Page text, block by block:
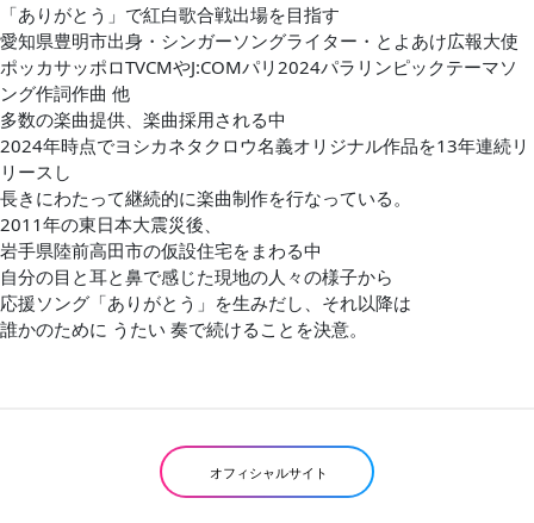
「ありがとう」で紅白歌合戦出場を目指す
愛知県豊明市出身・シンガーソングライター・とよあけ広報大使
ポッカサッポロTVCMやJ:COMパリ2024パラリンピックテーマソ
ング作詞作曲 他
多数の楽曲提供、楽曲採用される中
2024年時点でヨシカネタクロウ名義オリジナル作品を13年連続リ
リースし
長きにわたって継続的に楽曲制作を行なっている。
2011年の東日本大震災後、
岩手県陸前高田市の仮設住宅をまわる中
自分の目と耳と鼻で感じた現地の人々の様子から
応援ソング「ありがとう」を生みだし、それ以降は
誰かのために うたい 奏で続けることを決意。
オフィシャルサイト